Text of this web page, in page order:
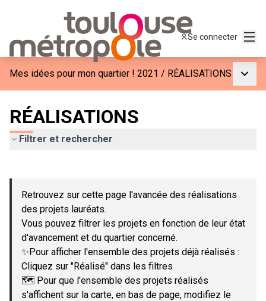
Se connecter
Mes idées pour mon quartier ! 2021 / RÉALISATIONS
RÉALISATIONS
Filtrer et rechercher
−
Retrouvez sur cette page l'avancée des réalisations
des projets lauréats.
Vous pouvez filtrer les projets en fonction de leur état
d'avancement et du quartier concerné.
✨Pour afficher l'ensemble des projets déjà réalisés :
Cliquez sur "Réalisé" dans les filtres
🗺️ Pour que l'ensemble des projets réalisés
s'affichent sur la carte, en bas de page, modifiez le